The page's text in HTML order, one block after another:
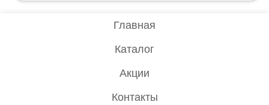
Главная
Каталог
Акции
Контакты